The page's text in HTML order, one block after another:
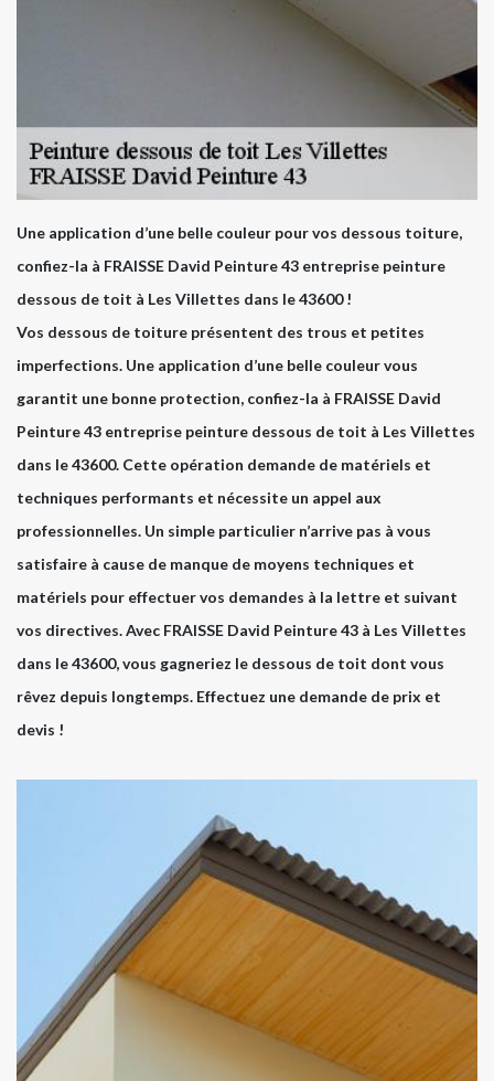
Une application d’une belle couleur pour vos dessous toiture,
confiez-la à FRAISSE David Peinture 43 entreprise peinture
dessous de toit à Les Villettes dans le 43600 !
Vos dessous de toiture présentent des trous et petites
imperfections. Une application d’une belle couleur vous
garantit une bonne protection, confiez-la à FRAISSE David
Peinture 43 entreprise peinture dessous de toit à Les Villettes
dans le 43600. Cette opération demande de matériels et
techniques performants et nécessite un appel aux
professionnelles. Un simple particulier n’arrive pas à vous
satisfaire à cause de manque de moyens techniques et
matériels pour effectuer vos demandes à la lettre et suivant
vos directives. Avec FRAISSE David Peinture 43 à Les Villettes
dans le 43600, vous gagneriez le dessous de toit dont vous
rêvez depuis longtemps. Effectuez une demande de prix et
devis !